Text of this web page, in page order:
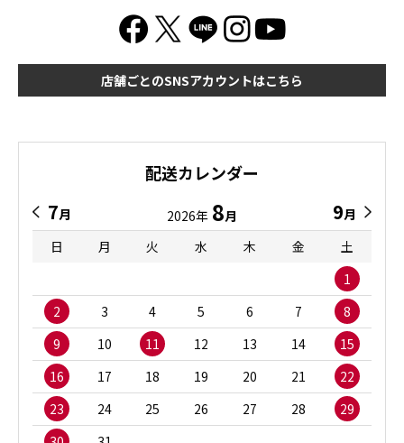
店舗ごとのSNSアカウントはこちら
配送カレンダー
7月 2026年 8月 9月
日
月 火 水 木 金
土
1
2
3 4 5 6 7
8
9
10 11 12 13 14
15
16
17 18 19 20 21
22
23
24 25 26 27 28
29